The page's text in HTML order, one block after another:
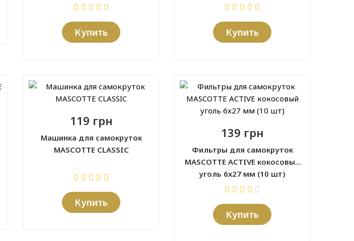
Купить Купить
119 грн
Машинка для самокруток
MASCOTTE CLASSIC
Купить
139 грн
Фильтры для самокруток
MASCOTTE ACTIVE кокосовый
уголь 6x27 мм (10 шт)
Купить